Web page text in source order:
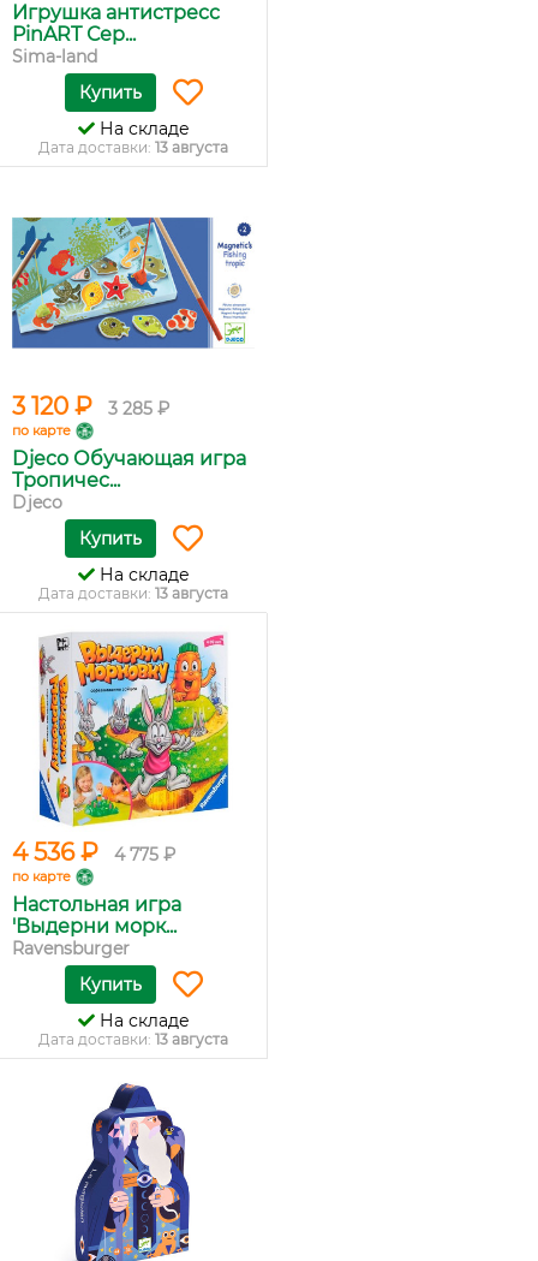
Игрушка антистресс
PinART Сер...
Sima-land
Купить
На складе
Дата доставки: 13 августа
3 120 ₽ 3 285 ₽
по карте
Djeco Обучающая игра
Тропичес...
Djeco
Купить
На складе
Дата доставки: 13 августа
4 536 ₽ 4 775 ₽
по карте
Настольная игра
'Выдерни морк...
Ravensburger
Купить
На складе
Дата доставки: 13 августа